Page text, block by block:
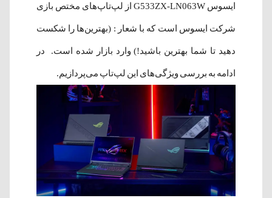
ایسوس G533ZX-LN063W از لپ‌تاپ‌های مختص بازی
شرکت ایسوس است که با شعار : (بهترین‌ها را شکست
دهید تا شما بهترین باشید!) وارد بازار شده است. در
ادامه به بررسی ویژگی‌های این لپ‌تاپ می‌پردازیم.